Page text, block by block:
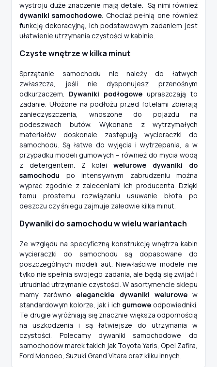
wystroju duże znaczenie mają detale. Są nimi również
dywaniki samochodowe. Chociaż pełnią one również
funkcję dekoracyjną, ich podstawowym zadaniem jest
ułatwienie utrzymania czystości w kabinie.
Czyste wnętrze w kilka minut
Sprzątanie samochodu nie należy do łatwych
zwłaszcza, jeśli nie dysponujesz przenośnym
odkurzaczem. Dywaniki podłogowe upraszczają to
zadanie. Ułożone na podłożu przed fotelami zbierają
zanieczyszczenia, wnoszone do pojazdu na
podeszwach butów. Wykonane z wytrzymałych
materiałów doskonale zastępują wycieraczki do
samochodu. Są łatwe do wyjęcia i wytrzepania, a w
przypadku modeli gumowych – również do mycia wodą
z detergentem. Z kolei welurowe dywaniki do
samochodu po intensywnym zabrudzeniu można
wyprać zgodnie z zaleceniami ich producenta. Dzięki
temu prostemu rozwiązaniu usuwanie błota po
deszczu czy śniegu zajmuje zaledwie kilka minut.
Dywaniki do samochodu w wielu wariantach
Ze względu na specyficzną konstrukcję wnętrza kabin
wycieraczki do samochodu są dopasowane do
poszczególnych modeli aut. Niewłaściwe modele nie
tylko nie spełnia swojego zadania, ale będą się zwijać i
utrudniać utrzymanie czystości. W asortymencie sklepu
mamy zarówno eleganckie dywaniki welurowew
standardowym kolorze, jak i ich gumowe odpowiedniki.
Te drugie wyróżniają się znacznie większa odpornością
na uszkodzenia i są łatwiejsze do utrzymania w
czystości. Polecamy dywaniki samochodowe do
samochodów marek takich jak Toyota Yaris, Opel Zafira,
Ford Mondeo, Suzuki Grand Vitara oraz kilku innych.